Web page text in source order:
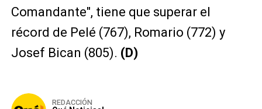
Comandante", tiene que superar el
récord de Pelé (767), Romario (772) y
Josef Bican (805). (D)
REDACCIÓN